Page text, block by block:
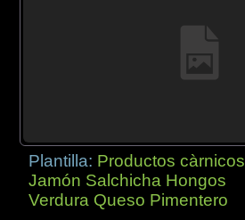
Plantilla: Productos càrnicos
Jamón Salchicha Hongos
Verdura Queso Pimentero